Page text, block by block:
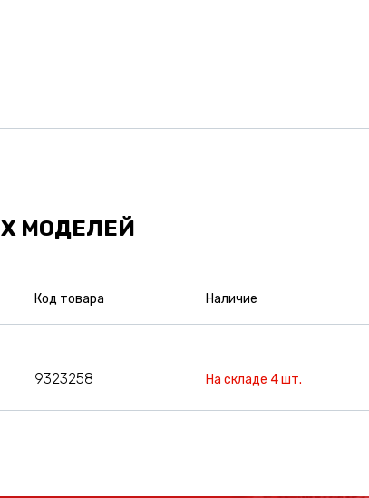
МОДЕЛЕЙ
Код товара Наличие
9323258 На складе 4 шт.